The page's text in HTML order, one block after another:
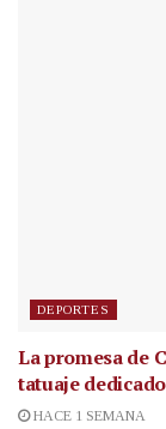
DEPORTES
La promesa de
tatuaje
HACE 1 SEMANA